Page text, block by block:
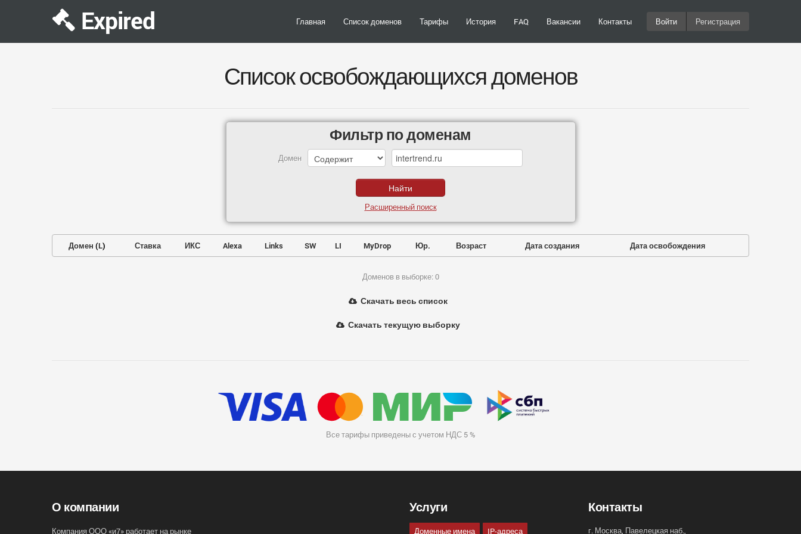
Expired Главная Список доменов Тарифы История FAQ Вакансии Контакты Войти Регистрация
Список освобождающихся доменов
Фильтр по доменам
Домен
Расширенный поиск
Домен (L) Ставка ИКС Alexa Links SW LI MyDrop Юр. Возраст Дата создания Дата освобождения
Доменов в выборке: 0
Скачать весь список
Скачать текущую выборку
Все тарифы приведены с учетом НДС 5 %
О компании
Компания ООО «и7» работает на рынке
Услуги
Доменные имена IP-адреса
Контакты
г. Москва, Павелецкая наб.,